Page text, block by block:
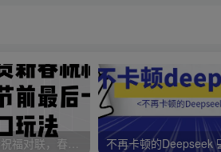
不再卡顿的Deepseek